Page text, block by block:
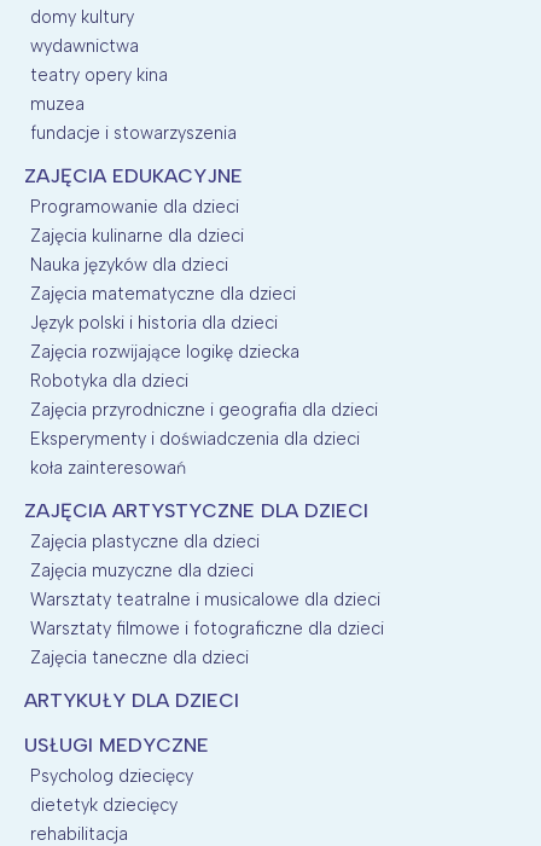
domy kultury
wydawnictwa
teatry opery kina
muzea
fundacje i stowarzyszenia
ZAJĘCIA EDUKACYJNE
Programowanie dla dzieci
Zajęcia kulinarne dla dzieci
Nauka języków dla dzieci
Zajęcia matematyczne dla dzieci
Język polski i historia dla dzieci
Zajęcia rozwijające logikę dziecka
Robotyka dla dzieci
Zajęcia przyrodniczne i geografia dla dzieci
Eksperymenty i doświadczenia dla dzieci
koła zainteresowań
ZAJĘCIA ARTYSTYCZNE DLA DZIECI
Zajęcia plastyczne dla dzieci
Zajęcia muzyczne dla dzieci
Warsztaty teatralne i musicalowe dla dzieci
Warsztaty filmowe i fotograficzne dla dzieci
Zajęcia taneczne dla dzieci
ARTYKUŁY DLA DZIECI
USŁUGI MEDYCZNE
Psycholog dziecięcy
dietetyk dziecięcy
rehabilitacja